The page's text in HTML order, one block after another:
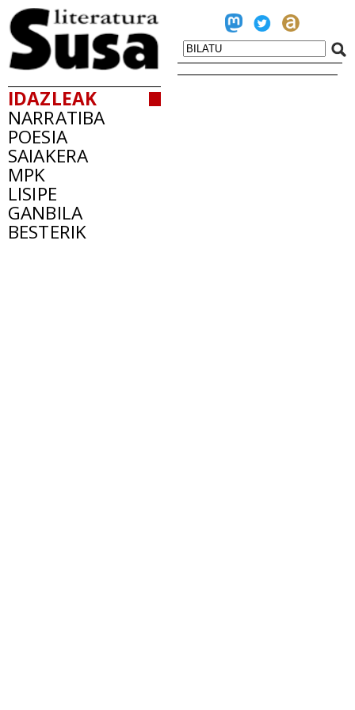
IDAZLEAK
NARRATIBA
POESIA
SAIAKERA
MPK
LISIPE
GANBILA
BESTERIK